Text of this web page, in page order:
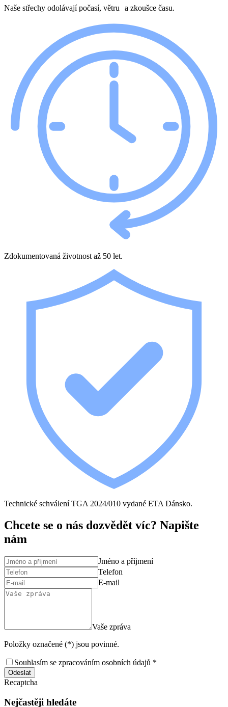
Naše střechy odolávají počasí, větru a zkoušce času.
Zdokumentovaná životnost až 50 let.
Technické schválení TGA 2024/010 vydané ETA Dánsko.
Chcete se o nás dozvědět víc? Napište
nám
Jméno a příjmení
Telefon
E-mail
Vaše zpráva
Položky označené (*) jsou povinné.
Souhlasím se zpracováním osobních údajů *
Odeslat
Recaptcha
Nejčastěji hledáte